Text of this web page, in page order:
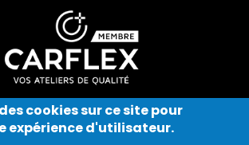
cookies sur ce site pour
expérience d'utilisateur.